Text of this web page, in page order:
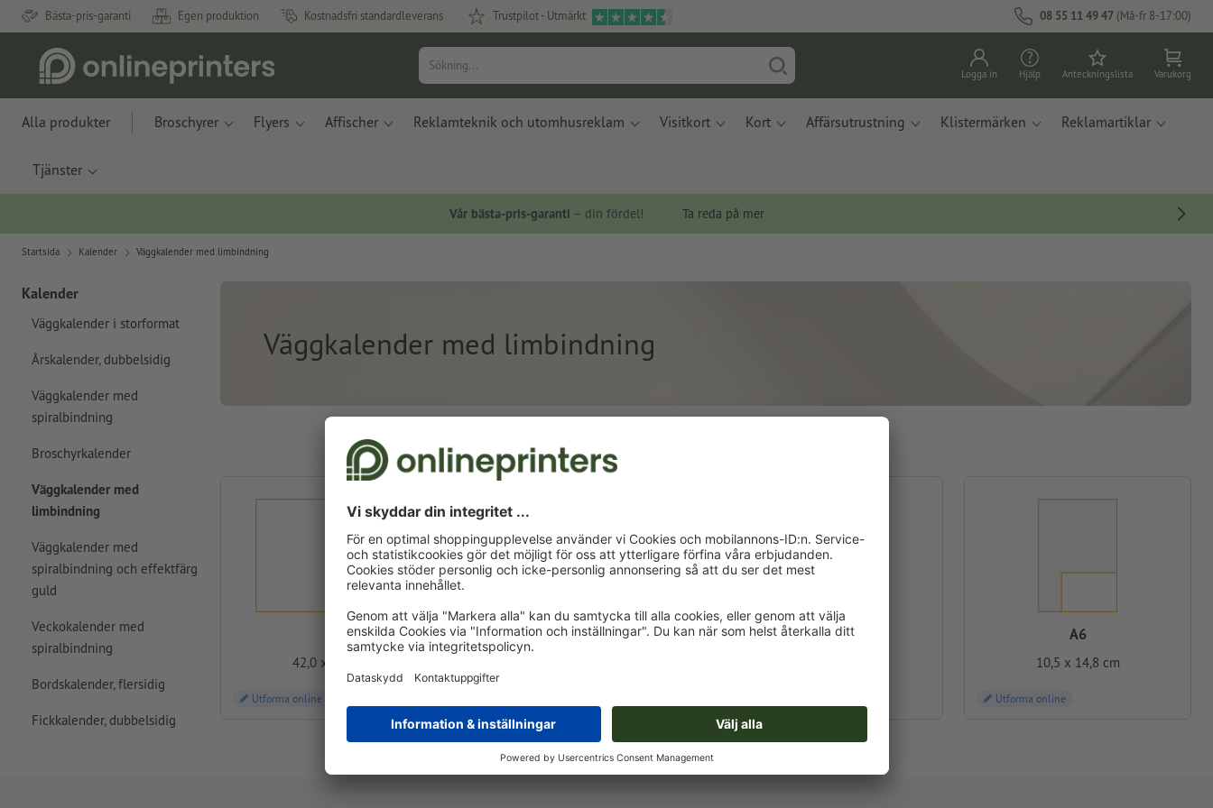
Bästa-pris-garanti Egen produktion Kostnadsfri standardleverans Trustpilot - Utmärkt 08 55 11 49 47 (Må-fr 8-17:00)
Logga in Hjälp Anteckningslista Varukorg
Alla produkter Broschyrer Flyers Affischer Reklamteknik och utomhusreklam Visitkort Kort Affärsutrustning Klistermärken Reklamartiklar
Tjänster
Vår bästa-pris-garanti – din fördel! Ta reda på mer
Startsida Kalender Väggkalender med limbindning
Kalender
Väggkalender i storformat
Årskalender, dubbelsidig
Väggkalender med
spiralbindning
Broschyrkalender
Väggkalender med
limbindning
Väggkalender med
spiralbindning och effektfärg
guld
Veckokalender med
spiralbindning
Bordskalender, flersidig
Fickkalender, dubbelsidig
Väggkalender med limbindning
42,0 x 29,7 cm
Utforma online
A4 A5 A6
10,5 x 14,8 cm
Utforma online